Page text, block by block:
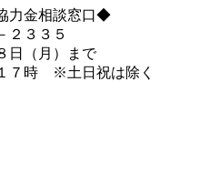
力金相談窓口◆
２３３５
日（月）まで
７時 ※土日祝は除く